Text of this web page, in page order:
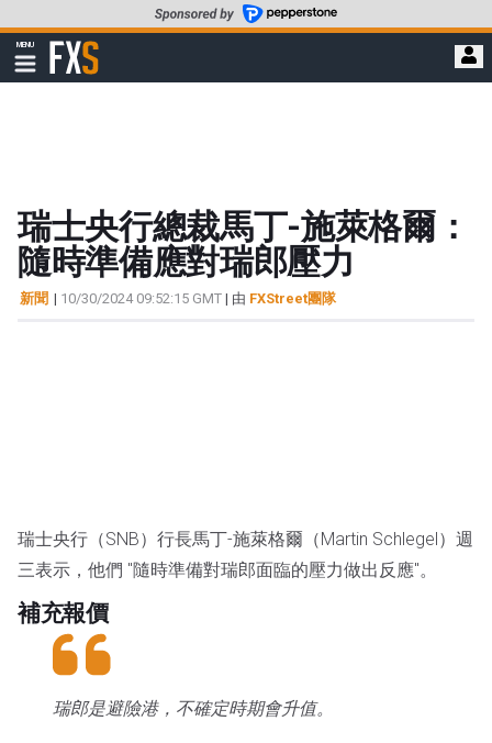
至
要
MENU
顯
示
FXStreet
瑞士央行總裁馬丁-施萊格爾：
隨時準備應對瑞郎壓力
新聞 | 10/30/2024 09:52:15 GMT | 由 FXStreet團隊
瑞士央行（SNB）行長馬丁-施萊格爾（Martin Schlegel）週
三表示，他們 "隨時準備對瑞郎面臨的壓力做出反應"。
補充報價
瑞郎是避險港，不確定時期會升值。